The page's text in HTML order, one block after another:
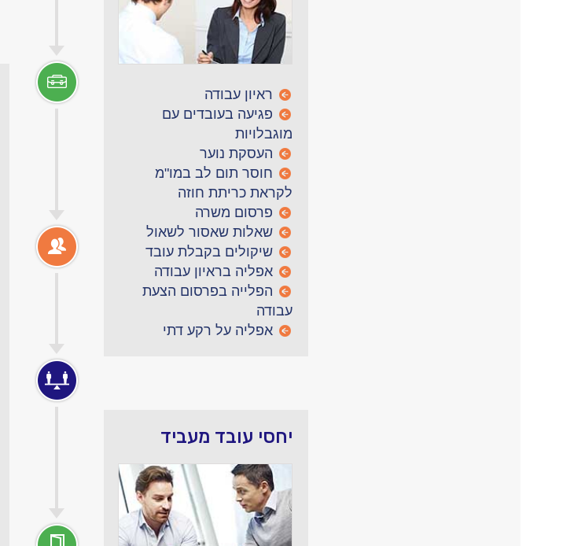
ראיון עבודה
פגיעה בעובדים עם
מוגבלויות
העסקת נוער
חוסר תום לב במו"מ
לקראת כריתת חוזה
פרסום משרה
שאלות שאסור לשאול
שיקולים בקבלת עובד
אפליה בראיון עבודה
הפלייה בפרסום הצעת
עבודה
אפליה על רקע דתי
יחסי עובד מעביד